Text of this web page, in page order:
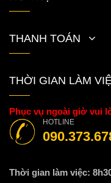
THANH TOÁN
THỜI GIAN LÀM
Phục vụ ngoài giờ vui
HOTLINE
Thời gian làm việc: